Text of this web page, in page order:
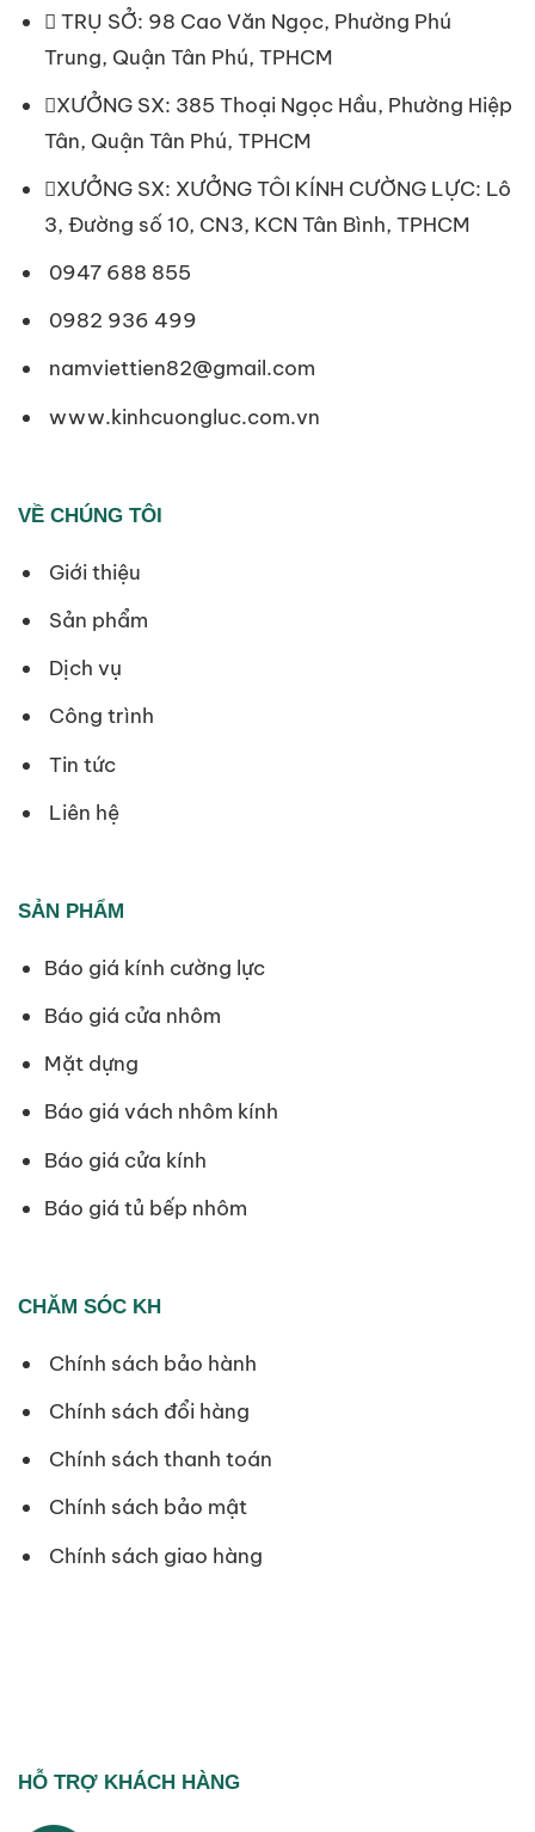
TRỤ SỞ: 98 Cao Văn Ngọc, Phường Phú
Trung, Quận Tân Phú, TPHCM
XƯỞNG SX: 385 Thoại Ngọc Hầu, Phường Hiệp
Tân, Quận Tân Phú, TPHCM
XƯỞNG SX: XƯỞNG TÔI KÍNH CƯỜNG LỰC: Lô
3, Đường số 10, CN3, KCN Tân Bình, TPHCM
0947 688 855
0982 936 499
namviettien82@gmail.com
www.kinhcuongluc.com.vn
VỀ CHÚNG TÔI
Giới thiệu
Sản phẩm
Dịch vụ
Công trình
Tin tức
Liên hệ
SẢN PHẨM
Báo giá kính cường lực
Báo giá cửa nhôm
Mặt dựng
Báo giá vách nhôm kính
Báo giá cửa kính
Báo giá tủ bếp nhôm
CHĂM SÓC KH
Chính sách bảo hành
Chính sách đổi hàng
Chính sách thanh toán
Chính sách bảo mật
Chính sách giao hàng
HỖ TRỢ KHÁCH HÀNG